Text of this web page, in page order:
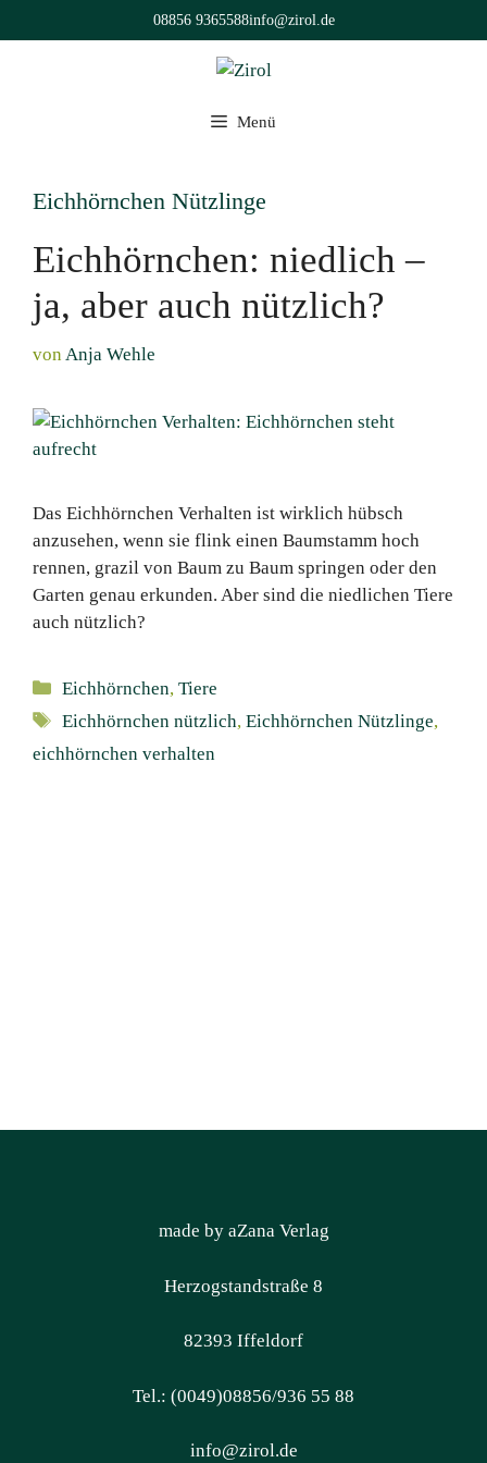
Inhalt
08856 9365588info@zirol.de
Menü
Eichhörnchen Nützlinge
Eichhörnchen: niedlich –
ja, aber auch nützlich?
von Anja Wehle
Das Eichhörnchen Verhalten ist wirklich hübsch
anzusehen, wenn sie flink einen Baumstamm hoch
rennen, grazil von Baum zu Baum springen oder den
Garten genau erkunden. Aber sind die niedlichen Tiere
auch nützlich?
Kategorien
Eichhörnchen,Tiere
Schlagwörter
Eichhörnchen nützlich,Eichhörnchen Nützlinge,
eichhörnchen verhalten
made by aZana Verlag
Herzogstandstraße 8
82393 Iffeldorf
Tel.: (0049)08856/936 55 88
info@zirol.de